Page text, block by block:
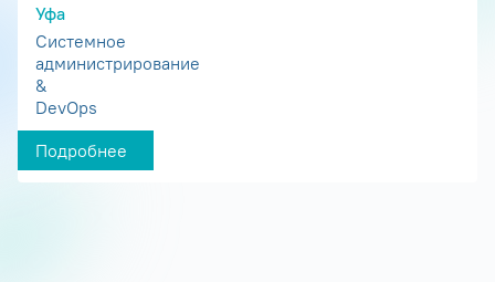
Уфа
Системное
администрирование
&
DevOps
Подробнее